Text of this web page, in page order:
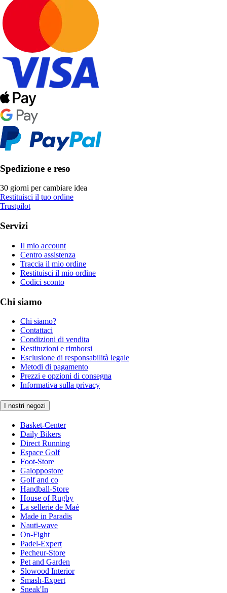
Spedizione e reso
30 giorni per cambiare idea
Restituisci il tuo ordine
Trustpilot
Servizi
Il mio account
Centro assistenza
Traccia il mio ordine
Restituisci il mio ordine
Codici sconto
Chi siamo
Chi siamo?
Contattaci
Condizioni di vendita
Restituzioni e rimborsi
Esclusione di responsabilità legale
Metodi di pagamento
Prezzi e opzioni di consegna
Informativa sulla privacy
I nostri negozi
Basket-Center
Daily Bikers
Direct Running
Espace Golf
Foot-Store
Galoppostore
Golf and co
Handball-Store
House of Rugby
La sellerie de Maé
Made in Paradis
Nauti-wave
On-Fight
Padel-Expert
Pecheur-Store
Pet and Garden
Slowood Interior
Smash-Expert
Sneak'In